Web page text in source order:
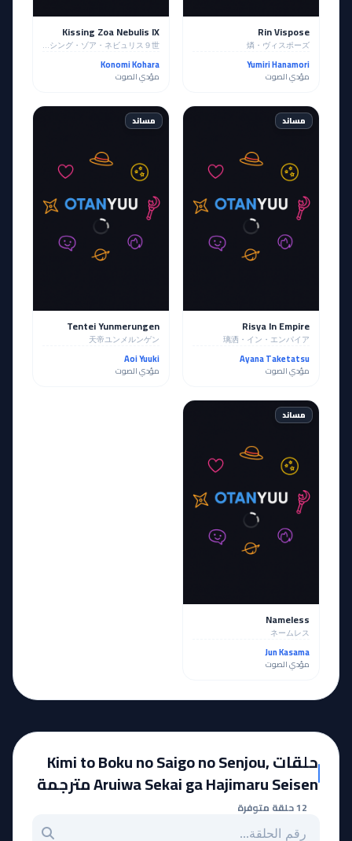
Rin Vispose
燐・ヴィスポーズ
Yumiri Hanamori
مؤدي الصوت
Kissing Zoa Nebulis IX
キッシング・ゾア・ネビュリス９世
Konomi Kohara
مؤدي الصوت
مساند
Risya In Empire
璃洒・イン・エンパイア
Ayana Taketatsu
مؤدي الصوت
مساند
Tentei Yunmerungen
天帝ユンメルンゲン
Aoi Yuuki
مؤدي الصوت
مساند
Nameless
ネームレス
Jun Kasama
مؤدي الصوت
حلقات Kimi to Boku no Saigo no Senjou,
Aruiwa Sekai ga Hajimaru Seisen مترجمة
12 حلقة متوفرة
بحث عن حلقة بالرقم